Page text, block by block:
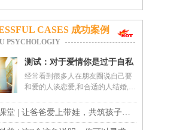
测试：对于爱情你是过于自私
还是肤浅
经常看到很多人在朋友圈说自己要
和爱的人谈恋爱,和合适的人结婚,这
白了为什么有些人注定一生不幸,因
家长课堂 | 让爸爸爱上带娃，共筑孩子美好成长路
CASES 成功案例
PSYCHOLOGIY
心理团体辅导等方式，将内在的能
量激发，提高自信心，勇敢表达自
己的想法，学会控制情绪，调整心
理状态。
身心合一：综合身心活动，通过心
理剧，才艺展示等方式展现自己最
棒的一面。
整个过程中孩子们团队协作，相互
沟通交流，提升人际关系、社会交
往能力，培养孩子们生活自理能
的表达？
自信心训练班让你迅速提升自信
心，突破紧张畏惧心理，消除讲话
时的怯场，增强清晰流利地表达能
力，培养乐观积极向上的心态。运
用心理学方法，通过即兴演讲，模
仿演讲，主题演讲模块，帮你从内
到外的突破与提升，同时也能改善
学习效率，获得更多的快乐与认